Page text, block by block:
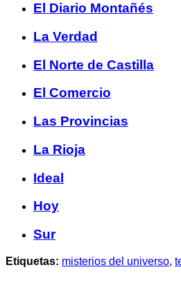
El Diario Montañés
La Verdad
El Norte de Castilla
El Comercio
Las Provincias
La Rioja
Ideal
Hoy
Sur
Etiquetas: misterios del universo,